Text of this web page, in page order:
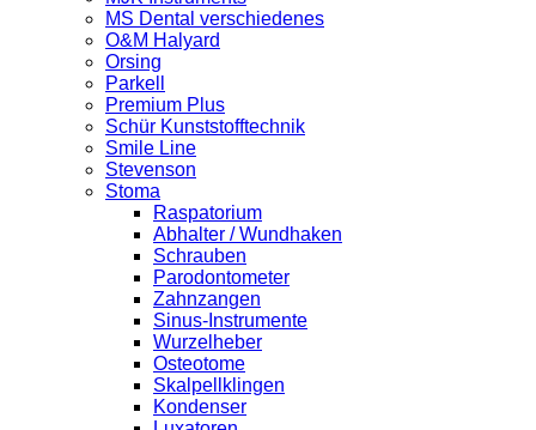
MS Dental verschiedenes
O&M Halyard
Orsing
Parkell
Premium Plus
Schür Kunststofftechnik
Smile Line
Stevenson
Stoma
Raspatorium
Abhalter / Wundhaken
Schrauben
Parodontometer
Zahnzangen
Sinus-Instrumente
Wurzelheber
Osteotome
Skalpellklingen
Kondenser